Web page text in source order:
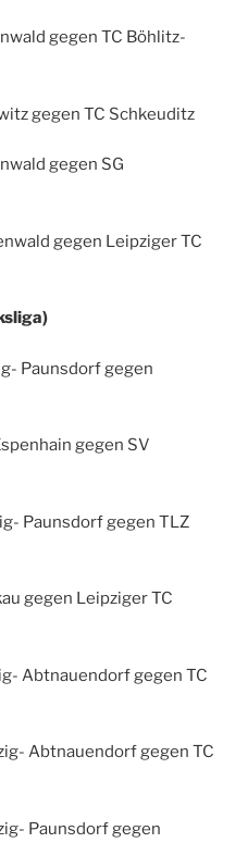
gegen TC Böhlitz-
gegen TC Schkeuditz
gegen SG
gegen Leipziger TC
Paunsdorf gegen
gegen SV
Paunsdorf gegen TLZ
gegen Leipziger TC
Abtnauendorf gegen TC
Abtnauendorf gegen TC
Paunsdorf gegen